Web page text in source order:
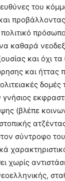
ευθύνες του
καθαρά
και όχι
και ήττας
δομές
γνήσιος
(βλέπε
σύντροφο
χωρίς